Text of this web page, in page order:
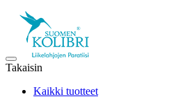
Takaisin
Kaikki tuotteet